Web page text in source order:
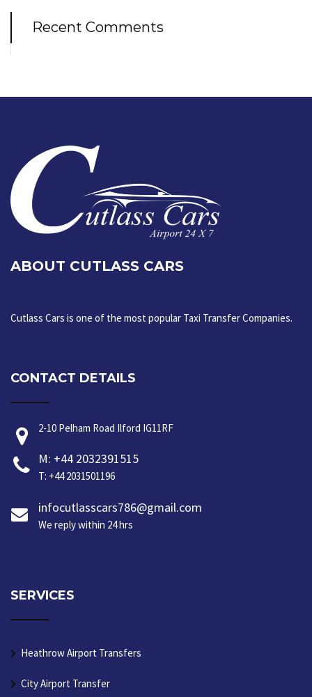
Recent Comments
ABOUT CUTLASS CARS
Cutlass Cars is one of the most popular Taxi Transfer Companies.
CONTACT DETAILS
2-10 Pelham Road Ilford IG11RF
M: +44 2032391515
T: +44 2031501196
infocutlasscars786@gmail.com
We reply within 24 hrs
SERVICES
Heathrow Airport Transfers
City Airport Transfer